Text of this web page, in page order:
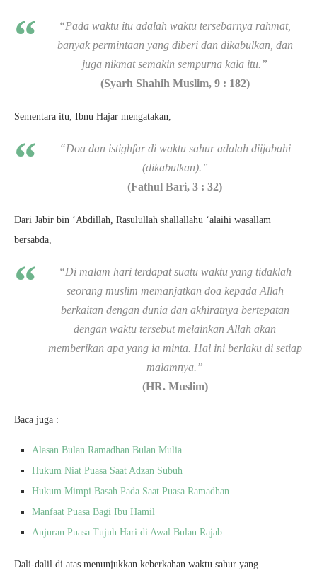
“Pada waktu itu adalah waktu tersebarnya rahmat,
banyak permintaan yang diberi dan dikabulkan, dan
juga nikmat semakin sempurna kala itu.”
(Syarh Shahih Muslim, 9 : 182)
Sementara itu, Ibnu Hajar mengatakan,
“Doa dan istighfar di waktu sahur adalah diijabahi
(dikabulkan).”
(Fathul Bari, 3 : 32)
Dari Jabir bin ‘Abdillah, Rasulullah shallallahu ‘alaihi wasallam
bersabda,
“Di malam hari terdapat suatu waktu yang tidaklah
seorang muslim memanjatkan doa kepada Allah
berkaitan dengan dunia dan akhiratnya bertepatan
dengan waktu tersebut melainkan Allah akan
memberikan apa yang ia minta. Hal ini berlaku di setiap
malamnya.”
(HR. Muslim)
Baca juga :
Alasan Bulan Ramadhan Bulan Mulia
Hukum Niat Puasa Saat Adzan Subuh
Hukum Mimpi Basah Pada Saat Puasa Ramadhan
Manfaat Puasa Bagi Ibu Hamil
Anjuran Puasa Tujuh Hari di Awal Bulan Rajab
Dali-dalil di atas menunjukkan keberkahan waktu sahur yang